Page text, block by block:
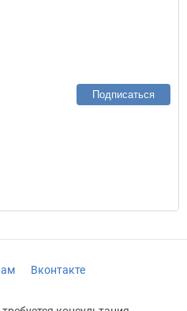
Подписаться
Вконтакте